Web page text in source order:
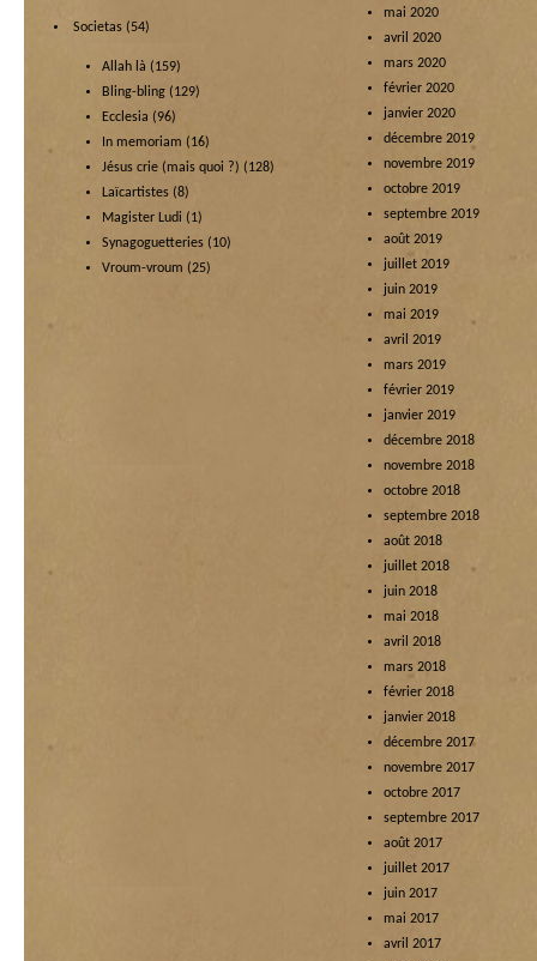
Societas (54)
Allah là (159)
Bling-bling (129)
Ecclesia (96)
In memoriam (16)
Jésus crie (mais quoi ?) (128)
Laïcartistes (8)
Magister Ludi (1)
Synagoguetteries (10)
Vroum-vroum (25)
mai 2020
avril 2020
mars 2020
février 2020
janvier 2020
décembre 2019
novembre 2019
octobre 2019
septembre 2019
août 2019
juillet 2019
juin 2019
mai 2019
avril 2019
mars 2019
février 2019
janvier 2019
décembre 2018
novembre 2018
octobre 2018
septembre 2018
août 2018
juillet 2018
juin 2018
mai 2018
avril 2018
mars 2018
février 2018
janvier 2018
décembre 2017
novembre 2017
octobre 2017
septembre 2017
août 2017
juillet 2017
juin 2017
mai 2017
avril 2017